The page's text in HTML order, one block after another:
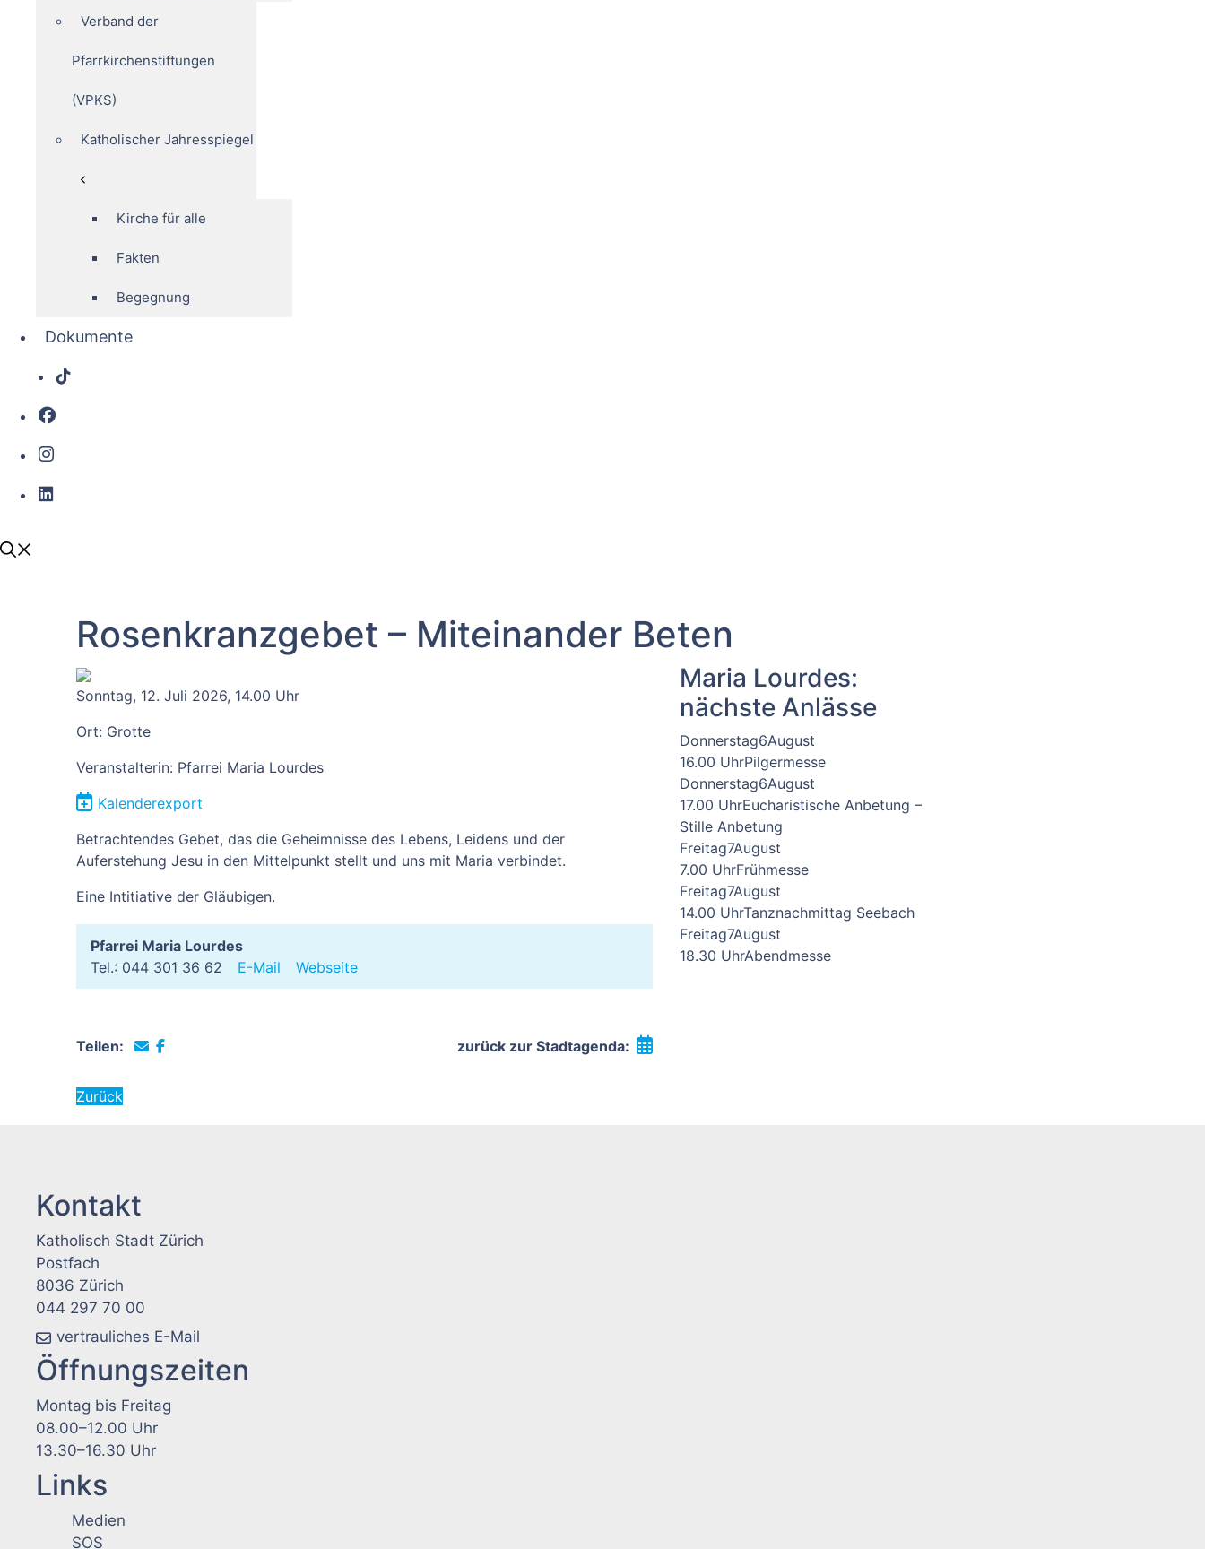
Verband der
Pfarrkirchenstiftungen
(VPKS)
Katholischer Jahresspiegel
Kirche für alle
Fakten
Begegnung
Dokumente
Rosenkranzgebet – Miteinander Beten
Sonntag, 12. Juli 2026, 14.00 Uhr
Ort: Grotte
Veranstalterin: Pfarrei Maria Lourdes
Kalenderexport
Betrachtendes Gebet, das die Geheimnisse des Lebens, Leidens und der
Auferstehung Jesu in den Mittelpunkt stellt und uns mit Maria verbindet.
Eine Intitiative der Gläubigen.
Pfarrei Maria Lourdes
Tel.: 044 301 36 62
E-Mail Webseite
Teilen: zurück zur Stadtagenda:
Maria Lourdes:
nächste Anlässe
Donnerstag6August
16.00 UhrPilgermesse
Donnerstag6August
17.00 UhrEucharistische Anbetung –
Stille Anbetung
Freitag7August
7.00 UhrFrühmesse
Freitag7August
14.00 UhrTanznachmittag Seebach
Freitag7August
18.30 UhrAbendmesse
Zurück
Kontakt
Katholisch Stadt Zürich
Postfach
8036 Zürich
044 297 70 00
vertrauliches E-Mail
Öffnungszeiten
Montag bis Freitag
08.00–12.00 Uhr
13.30–16.30 Uhr
Links
Medien
SOS